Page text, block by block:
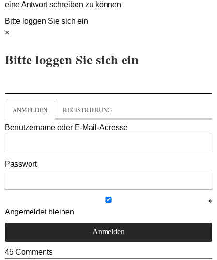
eine Antwort schreiben zu können
Bitte loggen Sie sich ein
×
Bitte loggen Sie sich ein
ANMELDEN REGISTRIERUNG
Benutzername oder E-Mail-Adresse
Passwort
Angemeldet bleiben
45 Comments